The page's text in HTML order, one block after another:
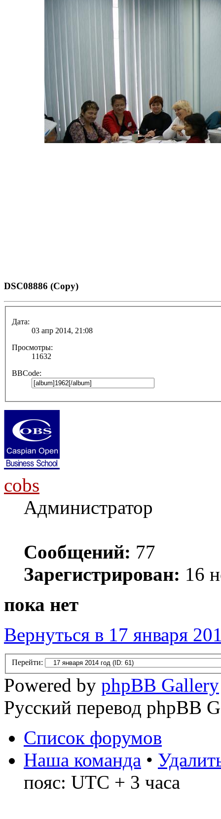
DSC08886 (Copy)
Дата:
03 апр 2014, 21:08
Просмотры:
11632
BBCode:
cobs
Администратор
Сообщений: 77
Зарегистрирован: 16
пока нет
Вернуться в 17 января
Перейти:
Powered by phpBB Gallery
Русский перевод phpBB
Список форумов
Наша команда •
пояс: UTC + 3 часа